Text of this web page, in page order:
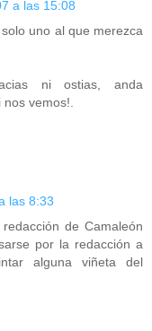
a las 15:08
uno al que merezca
ni ostias, anda
vemos!.
las 8:33
de Camaleón
por la redacción a
alguna viñeta del